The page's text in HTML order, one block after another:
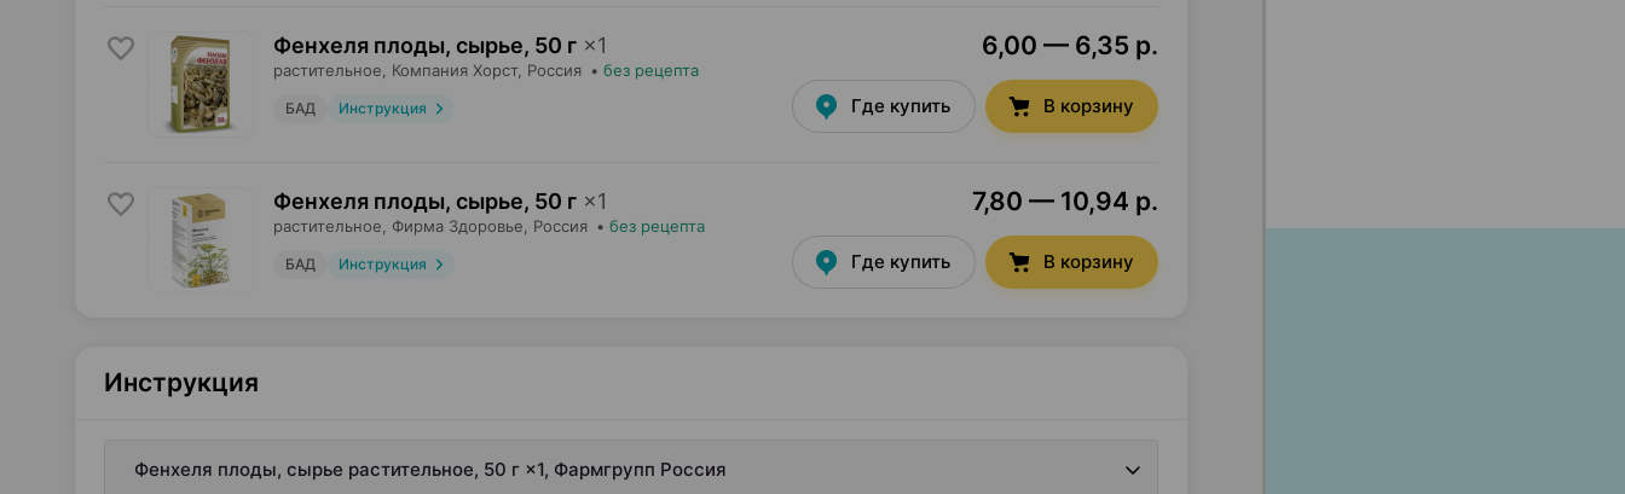
Фенхеля плоды, сырье, 50 г ×1
растительное, Компания Хорст, Россия • без рецепта
БАД Инструкция
6,00 — 6,35 р.
Где купить В корзину
Фенхеля плоды, сырье, 50 г ×1
растительное, Фирма Здоровье , Россия • без рецепта
БАД Инструкция
7,80 — 10,94 р.
Где купить В корзину
Инструкция
Фенхеля плоды, сырье растительное, 50 г ×1, Фармгрупп Россия